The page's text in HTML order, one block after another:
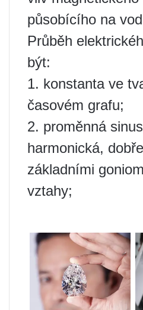
působícího na
Průběh
být:
1. konstanta ve
časovém grafu;
2. proměnná
harmonická,
základními
vztahy;